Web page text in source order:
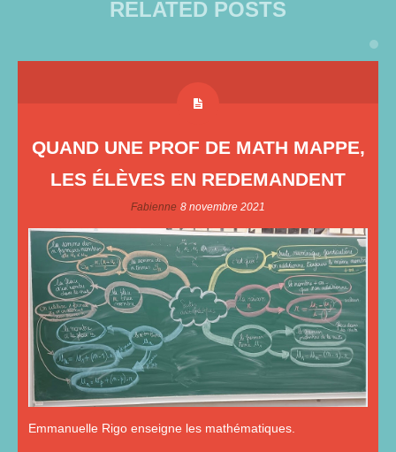
RELATED POSTS
QUAND UNE PROF DE MATH MAPPE,
LES ÉLÈVES EN REDEMANDENT
Fabienne 8 novembre 2021
Emmanuelle Rigo enseigne les mathématiques.